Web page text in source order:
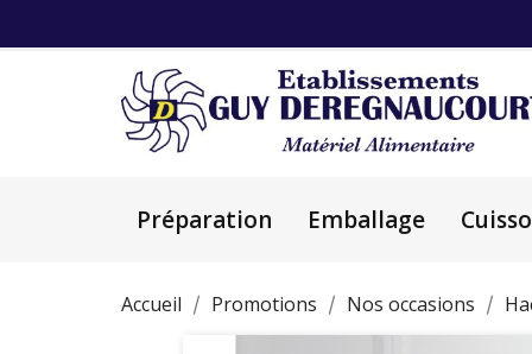
Préparation Emballage
Accueil Promotions Nos occasions